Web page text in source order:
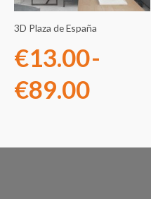
3D Plaza de España
€13.00-
€89.00
€13.00
hasta
€89.00